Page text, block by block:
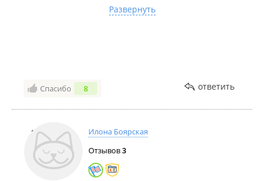
сайт с вашим меню, цены в котором отличаются от
цен на vl. Если есть такая дезинформация по ценам,
Развернуть
Спасибо 8 ответить
Илона Боярская
Отзывов3